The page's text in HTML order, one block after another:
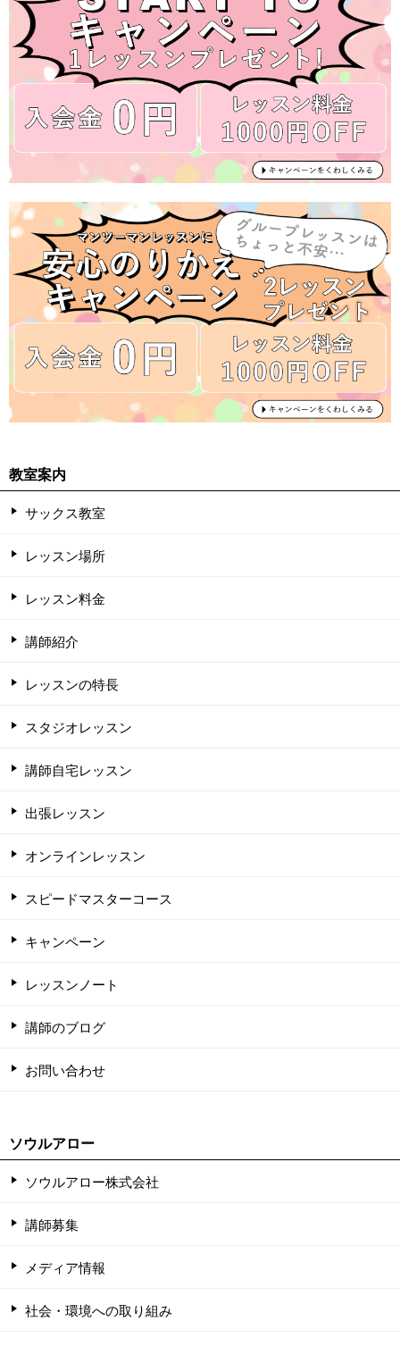
教室案内
サックス教室
レッスン場所
レッスン料金
講師紹介
レッスンの特長
スタジオレッスン
講師自宅レッスン
出張レッスン
オンラインレッスン
スピードマスターコース
キャンペーン
レッスンノート
講師のブログ
お問い合わせ
ソウルアロー
ソウルアロー株式会社
講師募集
メディア情報
社会・環境への取り組み